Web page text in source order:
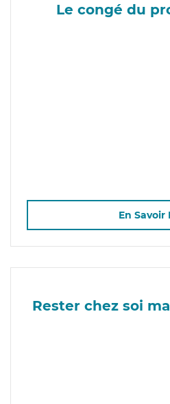
Le congé du
En Savoir
Rester chez soi